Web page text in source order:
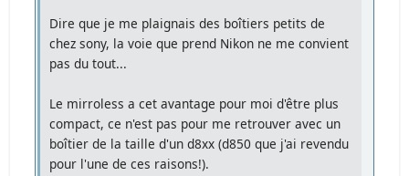
Dire que je me plaignais des boîtiers petits de
chez sony, la voie que prend Nikon ne me convient
pas du tout...
Le mirroless a cet avantage pour moi d'être plus
compact, ce n'est pas pour me retrouver avec un
boîtier de la taille d'un d8xx (d850 que j'ai revendu
pour l'une de ces raisons!).